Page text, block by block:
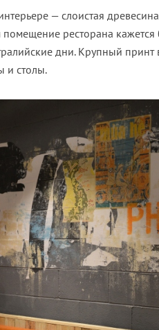
— слоистая древесина
ресторана кажется
дни. Крупный принт
и столы.